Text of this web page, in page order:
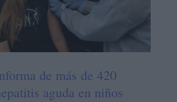
de más de 420
aguda en niños